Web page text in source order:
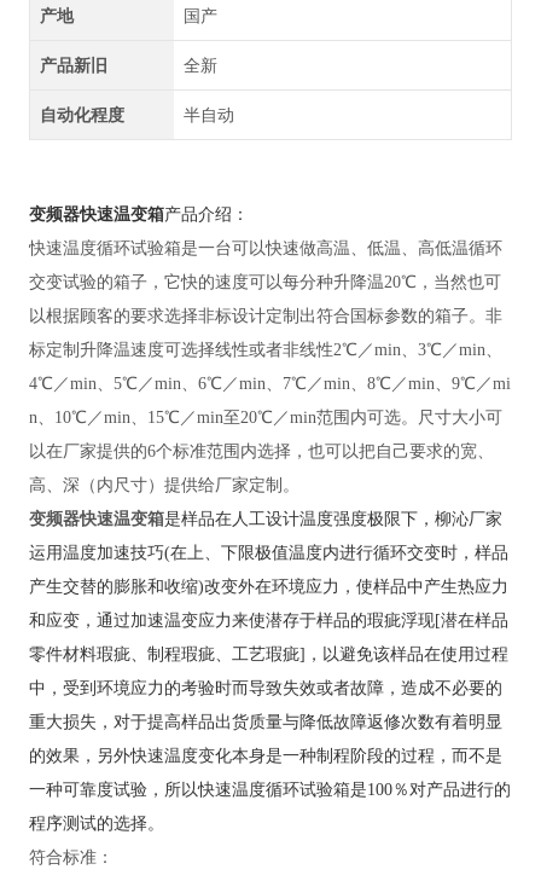
产地 国产
产品新旧 全新
自动化程度 半自动
变频器快速温变箱产品介绍：
快速温度循环试验箱是一台可以快速做高温、低温、高低温循环
交变试验的箱子，它快的速度可以每分种升降温20℃，当然也可
以根据顾客的要求选择非标设计定制出符合国标参数的箱子。非
标定制升降温速度可选择线性或者非线性2℃／min、3℃／min、
4℃／min、5℃／min、6℃／min、7℃／min、8℃／min、9℃／mi
n、10℃／min、15℃／min至20℃／min范围内可选。尺寸大小可
以在厂家提供的6个标准范围内选择，也可以把自己要求的宽、
高、深（内尺寸）提供给厂家定制。
变频器快速温变箱是样品在人工设计温度强度极限下，柳沁厂家
运用温度加速技巧(在上、下限极值温度内进行循环交变时，样品
产生交替的膨胀和收缩)改变外在环境应力，使样品中产生热应力
和应变，通过加速温变应力来使潜存于样品的瑕疵浮现[潜在样品
零件材料瑕疵、制程瑕疵、工艺瑕疵]，以避免该样品在使用过程
中，受到环境应力的考验时而导致失效或者故障，造成不必要的
重大损失，对于提高样品出货质量与降低故障返修次数有着明显
的效果，另外快速温度变化本身是一种制程阶段的过程，而不是
一种可靠度试验，所以快速温度循环试验箱是100％对产品进行的
程序测试的选择。
符合标准：